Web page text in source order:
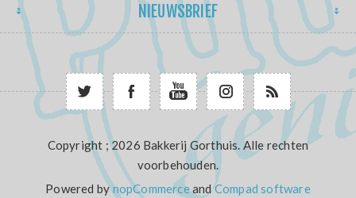
NIEUWSBRIEF
Copyright ; 2026 Bakkerij Gorthuis. Alle rechten
voorbehouden.
Powered bynopCommerceandCompad software